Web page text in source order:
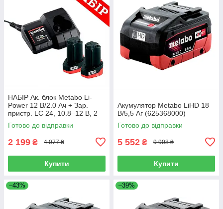
НАБІР Ак. блок Metabo Li-
Power 12 В/2.0 Ач + Зар.
пристр. LC 24, 10.8–12 В, 2
А, Metabo PowerMaxx
Готово до відправки
2 199 ₴ 4 077 ₴
Купити
Акумулятор Metabo LiHD 18
В/5,5 Аг (625368000)
Готово до відправки
5 552 ₴ 9 908 ₴
Купити
–43% –39%